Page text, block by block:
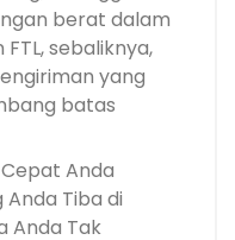
berat dalam
sebaliknya,
yang
batas
Anda
Tiba di
Anda Tak